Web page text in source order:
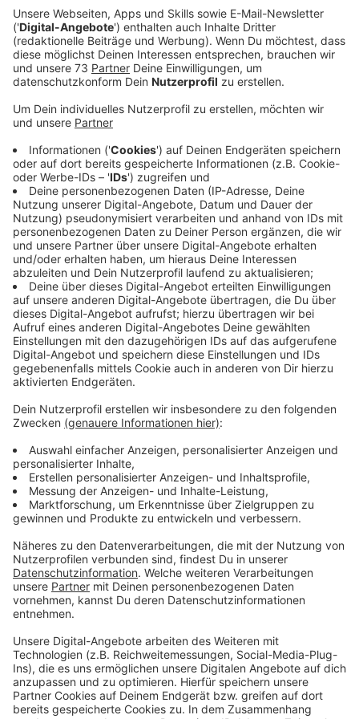
Anzeige
Die 20-jährige Sängerin LOI aus Mannheim hat sich in
den letzten Jahren mit Cover-Versionen großer Pop-
Songs eine internationale Fanbase aufgebaut. Zum
Beispiel mit ihrem The Weeknd Piano Cover von
"Blinding Lights". Im vergangenen Jahr hat sie ihre
erste eigene Single "I Follow" rausgebracht. LOI
kommt zum Interview & Unplugged bei uns vorbei. Wir
sprechen mit ihr unter anderem über ihre aktuelle
Single "Gold", den Support bei der Europa-Tour von
Zoe Wees und ihre eigene "I Follow"-Tour im
kommenden Jahr. Das Interview hört ihr dann an dieser
Stelle.
Anzeige
Wir benötigen Ihre
Zustimmung, um den YouTube
Video-Service zu laden!
Wir verwenden einen Service eines
Drittanbieters, um Videoinhalte
Daten zu Ihren Aktivitäten
sammeln. Bitte lesen Sie die
Details durch und stimmen Sie der
Mehr Informationen
Akzeptieren
Die neue Single der Newcomerin Loi "GOLD"
Anzeige